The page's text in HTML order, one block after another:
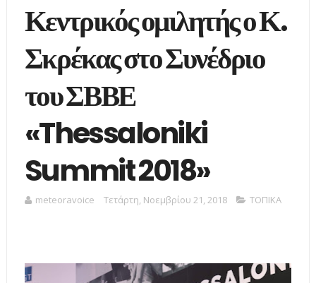
Κεντρικός ομιλητής ο Κ.
Σκρέκας στο Συνέδριο
του ΣΒΒΕ
«Thessaloniki
Summit 2018»
meteoravoice Τετάρτη, Νοεμβρίου 21, 2018 ΤΟΠΙΚΑ